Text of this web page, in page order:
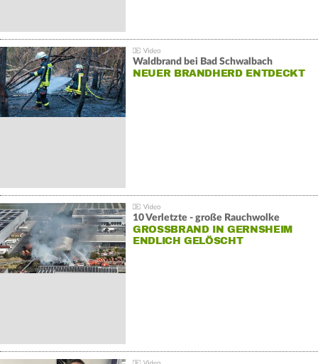
Waldbrand bei Bad Schwalbach
NEUER BRANDHERD ENTDECKT
10 Verletzte - große Rauchwolke
GROSSBRAND IN GERNSHEIM E
NDLICH GELÖSCHT